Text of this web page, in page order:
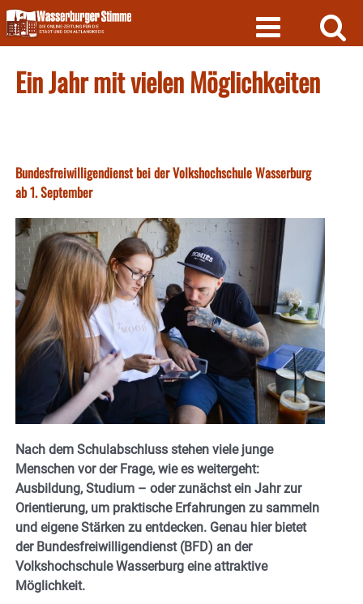
Skip
to
content
Ein Jahr mit vielen Möglichkeiten
Bundesfreiwilligendienst bei der Volkshochschule Wasserburg
ab 1. September
Nach dem Schulabschluss stehen viele junge
Menschen vor der Frage, wie es weitergeht:
Ausbildung, Studium – oder zunächst ein Jahr zur
Orientierung, um praktische Erfahrungen zu sammeln
und eigene Stärken zu entdecken. Genau hier bietet
der Bundesfreiwilligendienst (BFD) an der
Volkshochschule Wasserburg eine attraktive
Möglichkeit.